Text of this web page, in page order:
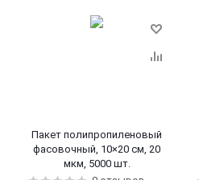
Пакет полипропиленовый
фасовочный, 10×20 см, 20
мкм, 5000 шт.